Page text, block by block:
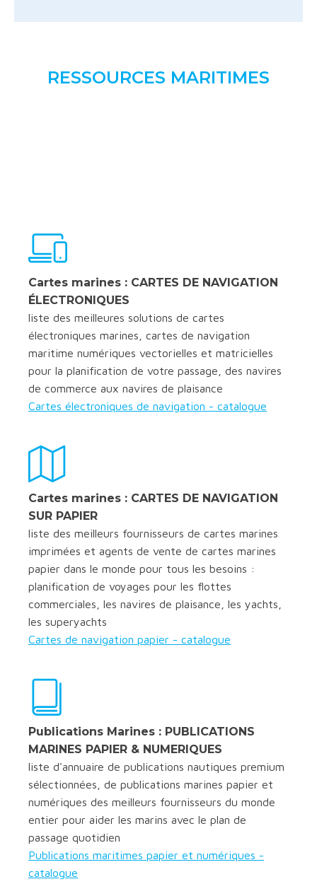
RESSOURCES MARITIMES
Cartes marines : CARTES DE NAVIGATION
ÉLECTRONIQUES
liste des meilleures solutions de cartes
électroniques marines, cartes de navigation
maritime numériques vectorielles et matricielles
pour la planification de votre passage, des navires
de commerce aux navires de plaisance
Cartes électroniques de navigation - catalogue
Cartes marines : CARTES DE NAVIGATION
SUR PAPIER
liste des meilleurs fournisseurs de cartes marines
imprimées et agents de vente de cartes marines
papier dans le monde pour tous les besoins :
planification de voyages pour les flottes
commerciales, les navires de plaisance, les yachts,
les superyachts
Cartes de navigation papier - catalogue
Publications Marines : PUBLICATIONS
MARINES PAPIER & NUMERIQUES
liste d'annuaire de publications nautiques premium
sélectionnées, de publications marines papier et
numériques des meilleurs fournisseurs du monde
entier pour aider les marins avec le plan de
passage quotidien
Publications maritimes papier et numériques -
catalogue